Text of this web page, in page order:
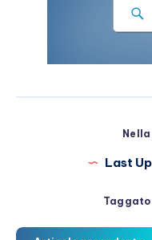
Last
Taggato